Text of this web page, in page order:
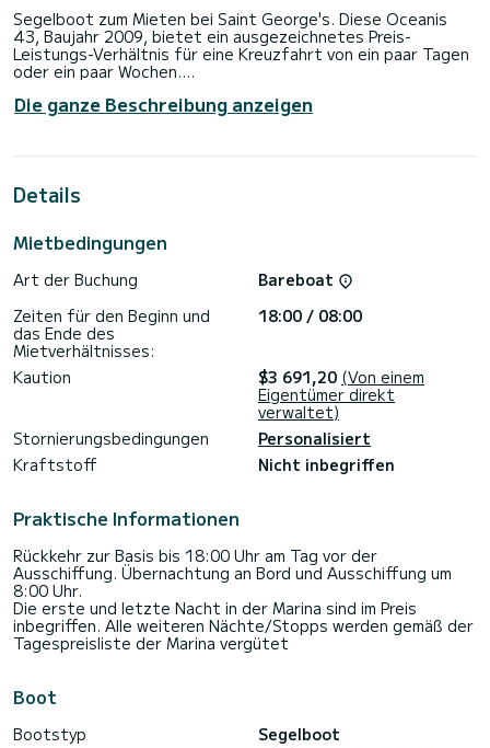
Segelboot zum Mieten bei Saint George's. Diese Oceanis
43, Baujahr 2009, bietet ein ausgezeichnetes Preis-
Leistungs-Verhältnis für eine Kreuzfahrt von ein paar Tagen
oder ein paar Wochen.
Das Boot verfügt über 4 komfortable Kabinen und eine
Bootskapazität von 10 Personen. Mit einer Gesamtlänge von
außergewöhnlichen Urlaub auf dem Wasser rund um Saint
ausgestattet. Es verfügt über folgende Ausstattung:
Elektrische Winde < /b>.
Für jede Informations- oder Buchungsanfrage klicken Sie auf
die Schaltfläche „Angebot anfordern“. Ein SamBoat-Experte
Die ganze Beschreibung anzeigen
Details
Mietbedingungen
Art der Buchung
Bareboat
Zeiten für den Beginn und
das Ende des
Mietverhältnisses:
18:00 / 08:00
Kaution $3 691,20 (Von einem
Eigentümer direkt
verwaltet)
Stornierungsbedingungen
Personalisiert
Kraftstoff
Nicht inbegriffen
Praktische Informationen
Rückkehr zur Basis bis 18:00 Uhr am Tag vor der
Ausschiffung. Übernachtung an Bord und Ausschiffung um
8:00 Uhr.
Die erste und letzte Nacht in der Marina sind im Preis
inbegriffen. Alle weiteren Nächte/Stopps werden gemäß der
Tagespreisliste der Marina vergütet
Boot
Bootstyp
Segelboot